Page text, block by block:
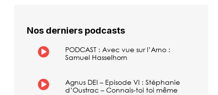
Nos derniers podcasts
PODCAST : Avec vue sur l’Arno :
Samuel Hasselhorn
Agnus DEI – Episode VI : Stéphanie
d’Oustrac – Connais-toi toi même